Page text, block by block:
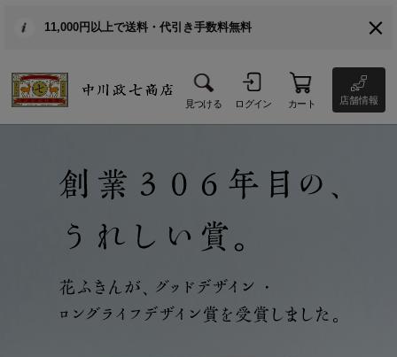
11,000円以上で送料・代引き手数料無料
見つける ログイン カート 店舗情報